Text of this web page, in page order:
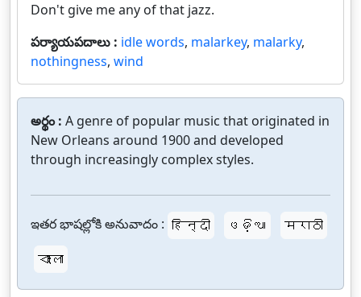
Don't give me any of that jazz.
పర్యాయపదాలు : idle words, malarkey, malarky,
nothingness, wind
అర్థం : A genre of popular music that originated in
New Orleans around 1900 and developed
through increasingly complex styles.
ఇతర భాషల్లోకి అనువాదం : हिन्दी ଓଡ଼ିଆ
मराठी
বাংলা